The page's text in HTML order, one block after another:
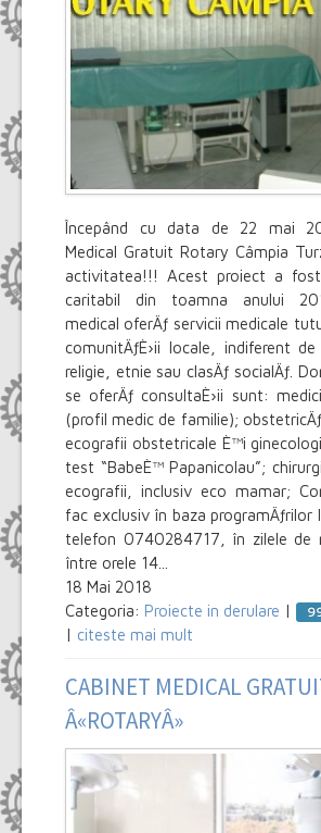
Începând cu data de 22 mai
Medical Gratuit Rotary Câmpia
activitatea!!! Acest proiect a
caritabil din toamna anului
medical oferÄƒ servicii medicale
comunitÄƒÈ›ii locale, indiferent
religie, etnie sau clasÄƒ socialÄƒ.
se oferÄƒ consultaÈ›ii sunt:
(profil medic de familie);
ecografii obstetricale È™i
test “BabeÈ™ Papanicolau”;
ecografii, inclusiv eco mamar;
fac exclusiv în baza programÄƒrilor
telefon 0740284717, în zilele de
între orele 14...
18 Mai 2018
Categoria: Proiecte in derulare |
| citeste mai mult
CABINET MEDICAL
Â«ROTARYÂ»